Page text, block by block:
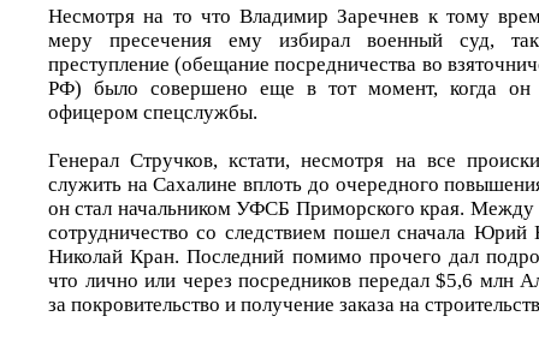
Несмотря на то что Владимир Заречнев к тому
меру пресечения ему избирал военный суд,
преступление (обещание посредничества во
РФ) было совершено еще в тот момент, когда он
офицером спецслужбы.
Генерал Стручков, кстати, несмотря на все
служить на Сахалине вплоть до очередного
он стал начальником УФСБ Приморского края. Между
сотрудничество со следствием пошел сначала
Николай Кран. Последний помимо прочего дал
что лично или через посредников передал $5,6 млн
за покровительство и получение заказа на